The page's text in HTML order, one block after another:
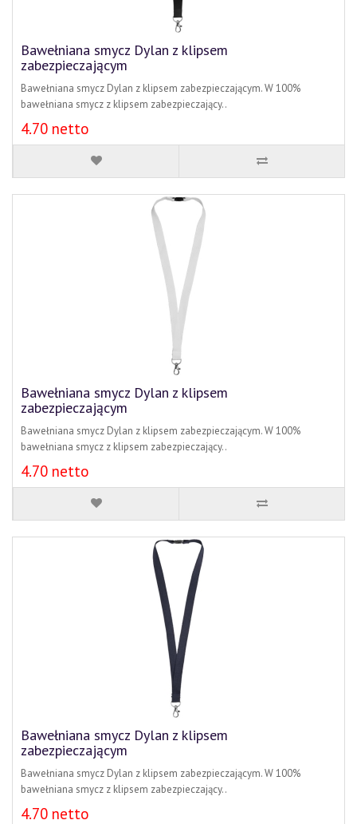
Bawełniana smycz Dylan z klipsem
zabezpieczającym
Bawełniana smycz Dylan z klipsem zabezpieczającym. W 100%
bawełniana smycz z klipsem zabezpieczający..
4.70 netto
Bawełniana smycz Dylan z klipsem
zabezpieczającym
Bawełniana smycz Dylan z klipsem zabezpieczającym. W 100%
bawełniana smycz z klipsem zabezpieczający..
4.70 netto
Bawełniana smycz Dylan z klipsem
zabezpieczającym
Bawełniana smycz Dylan z klipsem zabezpieczającym. W 100%
bawełniana smycz z klipsem zabezpieczający..
4.70 netto